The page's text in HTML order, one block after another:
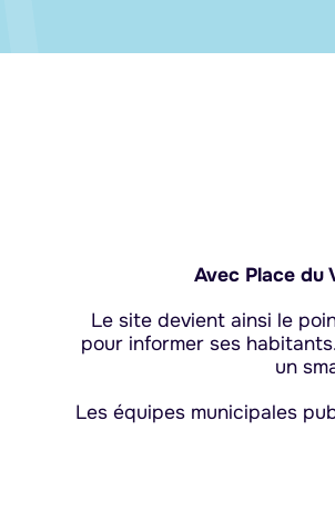
Avec Place du
Le site devient ainsi le
pour informer ses
un
Les équipes municipales